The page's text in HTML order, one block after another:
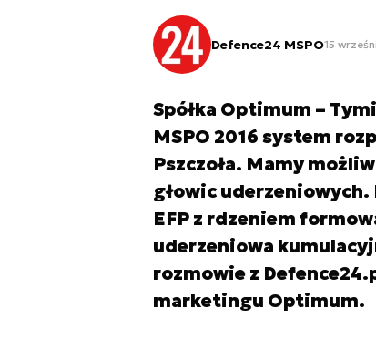
Defence24 MSPO15
Spółka Optimum –
MSPO 2016 system
Pszczoła. Mamy
głowic
EFP z rdzeniem
uderzeniowa
rozmowie z
marketingu Optimum.